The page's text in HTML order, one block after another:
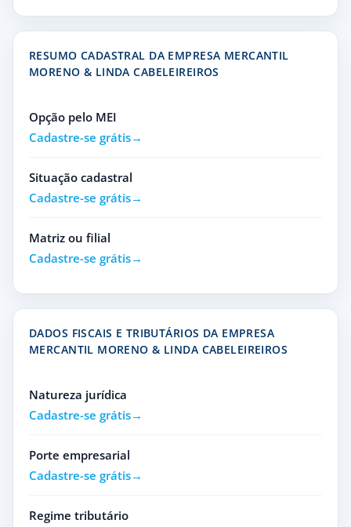
RESUMO CADASTRAL DA EMPRESA MERCANTIL
MORENO & LINDA CABELEIREIROS
Opção pelo MEI
Cadastre-se grátis
Situação cadastral
Cadastre-se grátis
Matriz ou filial
Cadastre-se grátis
DADOS FISCAIS E TRIBUTÁRIOS DA EMPRESA
MERCANTIL MORENO & LINDA CABELEIREIROS
Natureza jurídica
Cadastre-se grátis
Porte empresarial
Cadastre-se grátis
Regime tributário